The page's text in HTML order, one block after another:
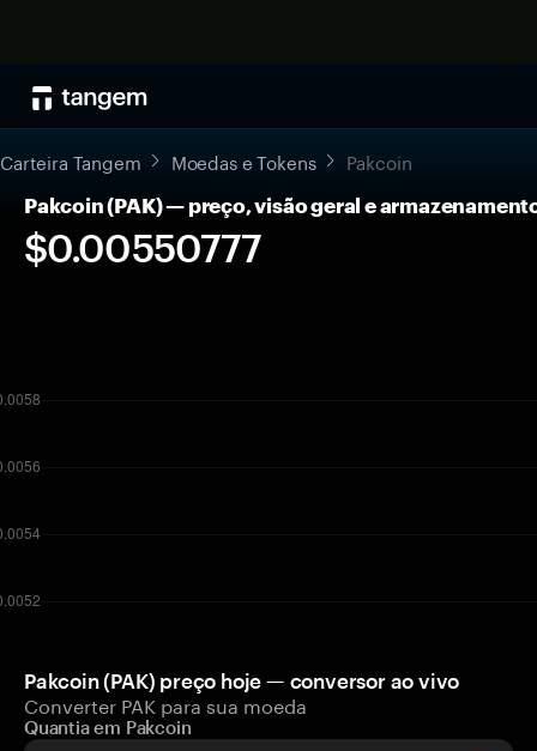
Carteira Tangem Moedas e Tokens Pakcoin
Pakcoin (PAK) — preço, visão geral e
$0.00550777
Pakcoin (PAK) preço hoje — conversor ao vivo
Converter PAK para sua moeda
Quantia em Pakcoin